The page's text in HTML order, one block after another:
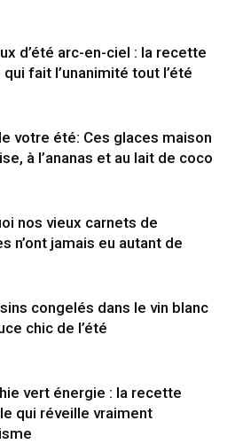
d’été arc-en-ciel : la recette
fait l’unanimité tout l’été
votre été: Ces glaces maison
à l’ananas et au lait de coco
nos vieux carnets de
n’ont jamais eu autant de
congelés dans le vin blanc
chic de l’été
vert énergie : la recette
qui réveille vraiment